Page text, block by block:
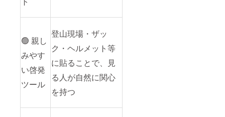
🟢 親し
みやす
い啓発
ツール
登山現場・ザッ
ク・ヘルメット等
に貼ることで、見
る人が自然に関心
を持つ